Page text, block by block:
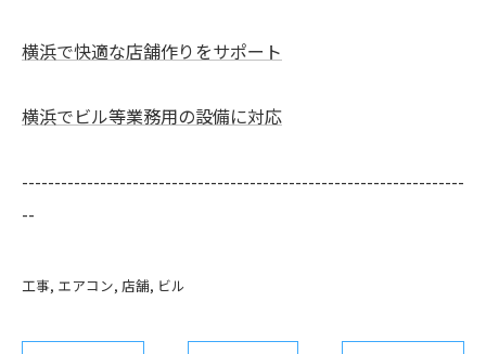
横浜で快適な店舗作りをサポート
横浜でビル等業務用の設備に対応
--------------------------------------------------------------------
--
工事 エアコン 店舗 ビル